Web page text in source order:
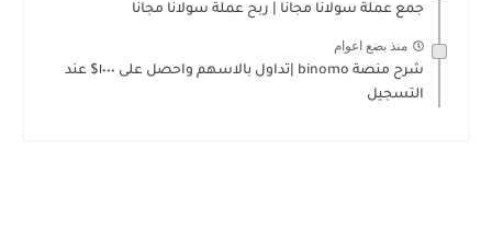
جمع عملة سولانا مجانا | ربح عملة سولانا مجانا
منذ بضع اعوام
شرح منصة binomo |تداول بالاسهم واحصل على ١٠٠٠$ عند
التسجيل